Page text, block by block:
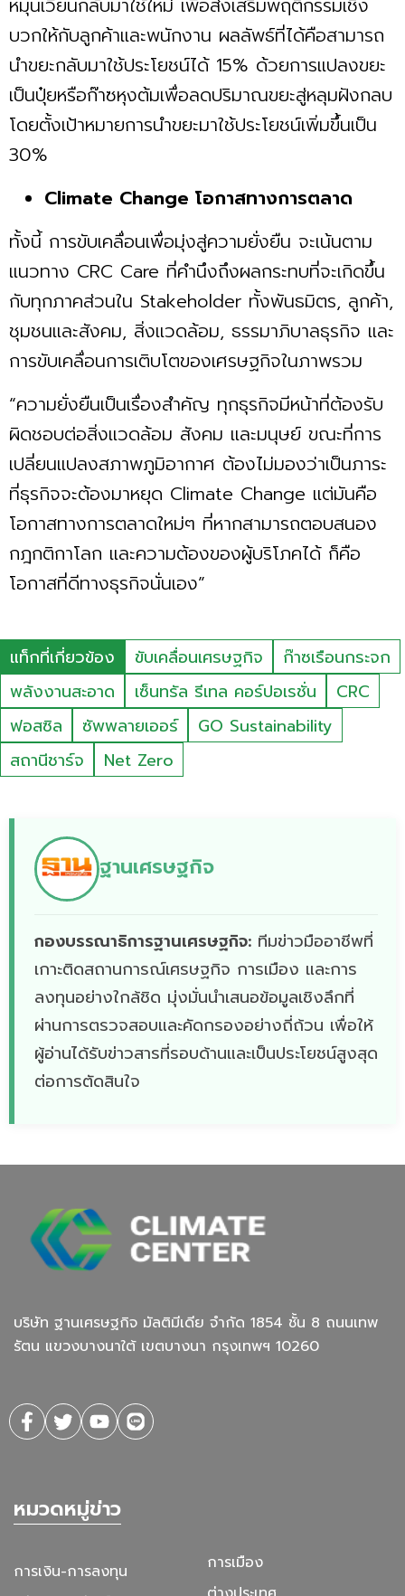
หมุนเวียนกลับมาใช้ใหม่ เพื่อส่งเสริมพฤติกรรมเชิง
บวกให้กับลูกค้าและพนักงาน ผลลัพธ์ที่ได้คือสามารถ
นำขยะกลับมาใช้ประโยชน์ได้ 15% ด้วยการแปลงขยะ
เป็นปุ๋ยหรือก๊าซหุงต้มเพื่อลดปริมาณขยะสู่หลุมฝังกลบ
โดยตั้งเป้าหมายการนำขยะมาใช้ประโยชน์เพิ่มขึ้นเป็น
30%
Climate Change โอกาสทางการตลาด
ทั้งนี้ การขับเคลื่อนเพื่อมุ่งสู่ความยั่งยืน จะเน้นตาม
แนวทาง CRC Care ที่คำนึงถึงผลกระทบที่จะเกิดขึ้น
กับทุกภาคส่วนใน Stakeholder ทั้ง​​พันธมิตร, ลูกค้า,
ชุมชนและสังคม, สิ่งแวดล้อม, ธรรมาภิบาลธุรกิจ และ
การขับเคลื่อนการเติบโตของเศรษฐกิจในภาพรวม
“ความยั่งยืนเป็นเรื่องสำคัญ ทุกธุรกิจมีหน้าที่ต้องรับ
ผิดชอบต่อสิ่งแวดล้อม สังคม และมนุษย์ ขณะที่การ
เปลี่ยนแปลงสภาพภูมิอากาศ ต้องไม่มองว่าเป็นภาระ
ที่ธุรกิจจะต้องมาหยุด Climate Change แต่มันคือ
โอกาสทางการตลาดใหม่ๆ ที่หากสามารถตอบสนอง
กฎกติกาโลก และความต้องของผู้บริโภคได้ ก็คือ
โอกาสที่ดีทางธุรกิจนั่นเอง”
แท็กที่เกี่ยวข้อง ขับเคลื่อนเศรษฐกิจ
ก๊าซเรือนกระจก
พลังงานสะอาด
เซ็นทรัล รีเทล คอร์ปอเรชั่น
CRC
ฟอสซิล
ซัพพลายเออร์
GO Sustainability
สถานีชาร์จ
Net Zero
ฐานเศรษฐกิจ
กองบรรณาธิการฐานเศรษฐกิจ: ทีมข่าวมืออาชีพที่
เกาะติดสถานการณ์เศรษฐกิจ การเมือง และการ
ลงทุนอย่างใกล้ชิด มุ่งมั่นนำเสนอข้อมูลเชิงลึกที่
ผ่านการตรวจสอบและคัดกรองอย่างถี่ถ้วน เพื่อให้
ผู้อ่านได้รับข่าวสารที่รอบด้านและเป็นประโยชน์สูงสุด
ต่อการตัดสินใจ
บริษัท ฐานเศรษฐกิจ มัลติมีเดีย จํากัด 1854 ชั้น 8 ถนนเทพ
รัตน แขวงบางนาใต้ เขตบางนา กรุงเทพฯ 10260
หมวดหมู่ข่าว
การเงิน-การลงทุน
การเมือง